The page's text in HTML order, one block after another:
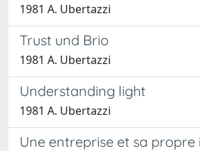
1981 A. Ubertazzi
Trust und Brio
1981 A. Ubertazzi
Understanding light
1981 A. Ubertazzi
Une entreprise et sa propre